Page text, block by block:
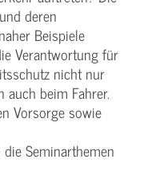
deren
Beispiele
Verantwortung für
nicht nur
beim Fahrer.
Vorsorge sowie
Seminarthemen